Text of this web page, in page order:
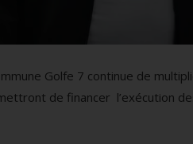
Golfe 7 continue de
de financer l’exécution